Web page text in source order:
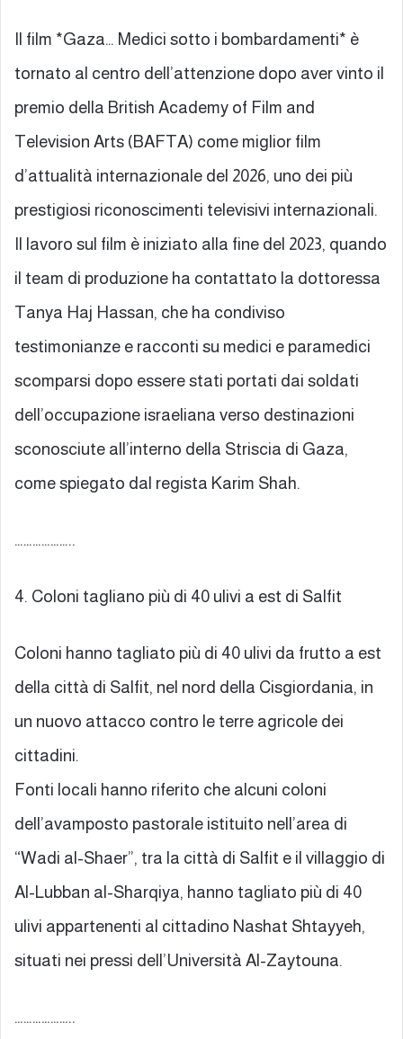
Il film *Gaza… Medici sotto i bombardamenti* è
tornato al centro dell’attenzione dopo aver vinto il
premio della British Academy of Film and
Television Arts (BAFTA) come miglior film
d’attualità internazionale del 2026, uno dei più
prestigiosi riconoscimenti televisivi internazionali.
Il lavoro sul film è iniziato alla fine del 2023, quando
il team di produzione ha contattato la dottoressa
Tanya Haj Hassan, che ha condiviso
testimonianze e racconti su medici e paramedici
scomparsi dopo essere stati portati dai soldati
dell’occupazione israeliana verso destinazioni
sconosciute all’interno della Striscia di Gaza,
come spiegato dal regista Karim Shah.
………………..
4. Coloni tagliano più di 40 ulivi a est di Salfit
Coloni hanno tagliato più di 40 ulivi da frutto a est
della città di Salfit, nel nord della Cisgiordania, in
un nuovo attacco contro le terre agricole dei
cittadini.
Fonti locali hanno riferito che alcuni coloni
dell’avamposto pastorale istituito nell’area di
“Wadi al-Shaer”, tra la città di Salfit e il villaggio di
Al-Lubban al-Sharqiya, hanno tagliato più di 40
ulivi appartenenti al cittadino Nashat Shtayyeh,
situati nei pressi dell’Università Al-Zaytouna.
………………..